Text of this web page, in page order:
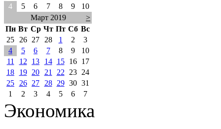
4
5 6 7 8 9
10
Март 2019
>
Пн Вт Ср Чт Пт Сб Вс
25
26 27 28 1 2
3
4
5 6 7 8 9
10
11
12 13 14 15 16
17
18
19 20 21 22 23
24
25
26 27 28 29 30 31
1
2 3 4 5 6 7
Экономика